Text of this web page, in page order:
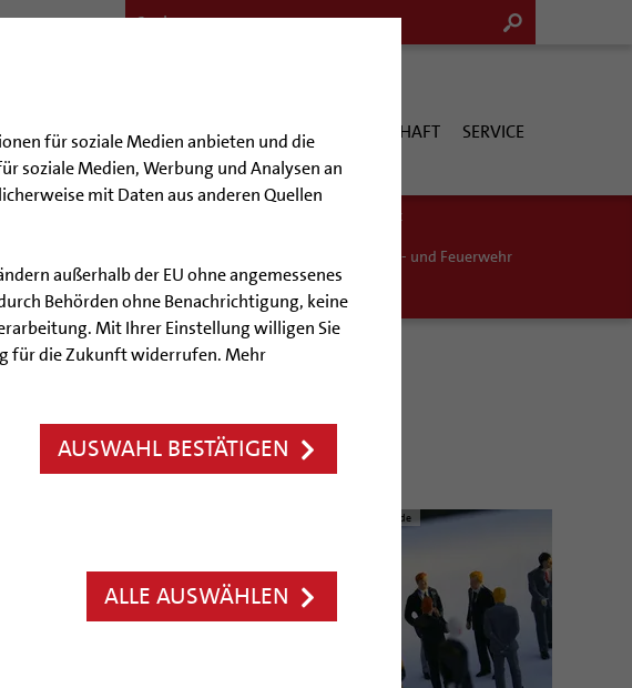
für soziale Medien anbieten und die
soziale Medien, Werbung und Analysen an
mit Daten aus anderen Quellen
außerhalb der EU ohne angemessenes
Behörden ohne Benachrichtigung, keine
Mit Ihrer Einstellung willigen Sie
für die Zukunft widerrufen. Mehr
AUSWAHL BESTÄTIGEN
ALLE AUSWÄHLEN
HILFE BILDUNG & KULTUR KIRCHE & GESELLSCHAFT SERVICE
Hospiz
Polizei- und Feuerwehr
© Stephanie Hofschlaeger / pixelio.de